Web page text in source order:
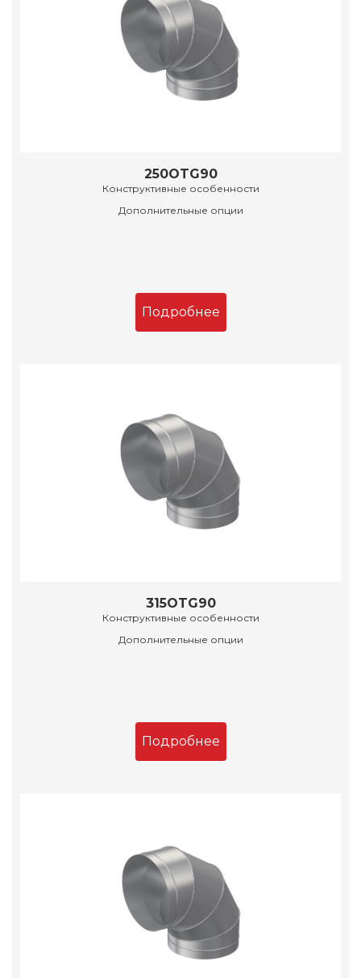
250OTG90
Конструктивные особенности
Дополнительные опции
Подробнее
315OTG90
Конструктивные особенности
Дополнительные опции
Подробнее